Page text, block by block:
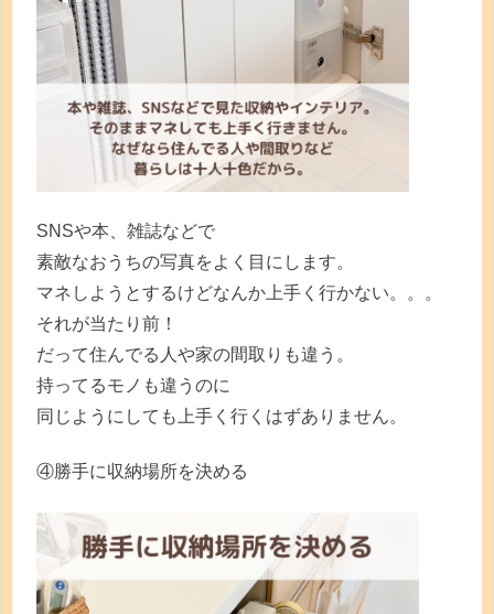
SNSや本、雑誌などで
素敵なおうちの写真をよく目にします。
マネしようとするけどなんか上手く行かない。。。
それが当たり前！
だって住んでる人や家の間取りも違う。
持ってるモノも違うのに
同じようにしても上手く行くはずありません。
④勝手に収納場所を決める